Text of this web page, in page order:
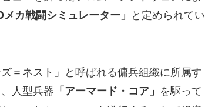
メカ戦闘シミュレーター」 と定められてい
＝ネスト」と呼ばれる傭兵組織に所属す
人型兵器 「アーマード・コア」 を駆って